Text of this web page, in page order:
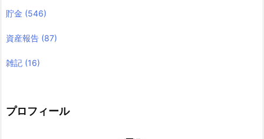
貯金 (546)
資産報告 (87)
雑記 (16)
プロフィール